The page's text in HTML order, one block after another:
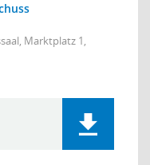
Marktplatz 1,